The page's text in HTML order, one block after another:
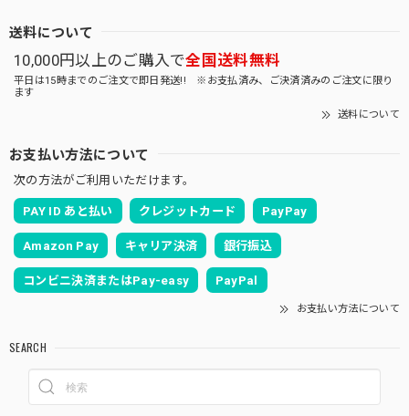
送料について
10,000円以上のご購入で全国送料無料
平日は15時までのご注文で即日発送!! ※お支払済み、ご決済済みのご注文に限り
ます
送料について
お支払い方法について
次の方法がご利用いただけます。
PAY ID あと払い クレジットカード PayPay
Amazon Pay キャリア決済 銀行振込
コンビニ決済またはPay-easy PayPal
お支払い方法について
SEARCH